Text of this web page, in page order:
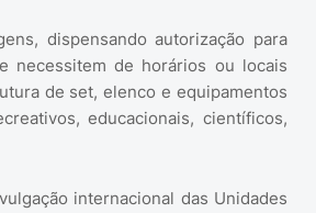
dispensando autorização para
necessitem de horários ou locais
de set, elenco e equipamentos
educacionais, científicos,
internacional das Unidades